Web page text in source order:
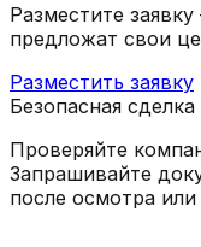
Разместите
предложат свои
Разместить заявку
Безопасная сделка
Проверяйте
Запрашивайте
после осмотра